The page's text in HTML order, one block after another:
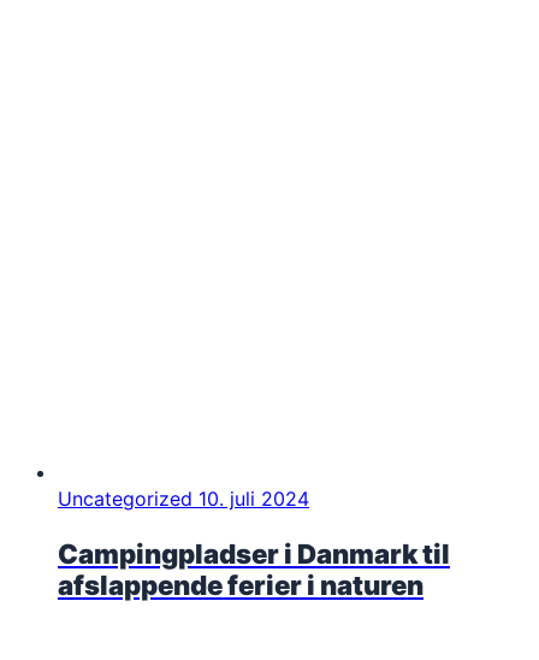
Uncategorized 10. juli 2024
Campingpladser i Danmark til
afslappende ferier i naturen